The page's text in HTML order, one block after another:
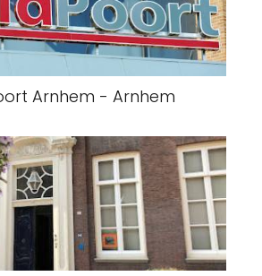
Arnhem - Arnhem